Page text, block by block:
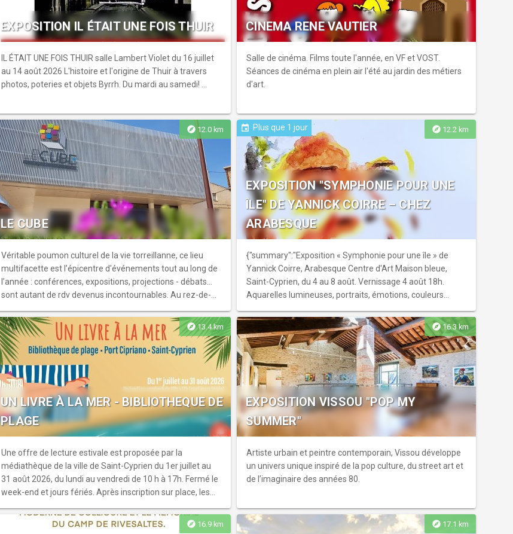
EXPOSITION IL ÉTAIT UNE FOIS THUIR
IL ÉTAIT UNE FOIS THUIR salle Lambert Violet du 16 juillet
au 14 août 2026 L'histoire et l'origine de Thuir à travers
photos, poteries et objets Byrrh. Du mardi au samedi! ...
CINEMA RENE VAUTIER
Salle de cinéma. Films toute l'année, en VF et VOST.
Séances de cinéma en plein air l'été au jardin des métiers
d'art.
explore 12.0 km
LE CUBE
Véritable poumon culturel de la vie torreillanne, ce lieu
multifacette est l’épicentre d'événements tout au long de
l’année : conférences, expositions, projections - débats…
sont autant de rdv devenus incontournables. Au rez-de-
ouvert toute l'année
explore 12.2 km
event Plus que 1 jour
EXPOSITION "SYMPHONIE POUR UNE
ÎLE" DE YANNICK COIRRE – CHEZ
ARABESQUE
{"summary":"Exposition « Symphonie pour une île » de
Yannick Coirre, Arabesque Centre d'Art Maison bleue,
Saint-Cyprien, du 4 au 8 août. Vernissage 4 août 18h.
Aquarelles lumineuses, portraits, émotions, couleurs
explore13.4 km
UN LIVRE À LA MER - BIBLIOTHEQUE DE
PLAGE
Une offre de lecture estivale est proposée par la
médiathèque de la ville de Saint-Cyprien du 1er juillet au
31 août 2026, du lundi au vendredi de 10 h à 17h. Fermé le
week-end et jours fériés. Après inscription sur place, les
explore 16.3 km
EXPOSITION VISSOU "POP MY
SUMMER"
Artiste urbain et peintre contemporain, Vissou développe
un univers unique inspiré de la pop culture, du street art et
de l’imaginaire des années 80.
explore 16.9 km explore 17.1 km